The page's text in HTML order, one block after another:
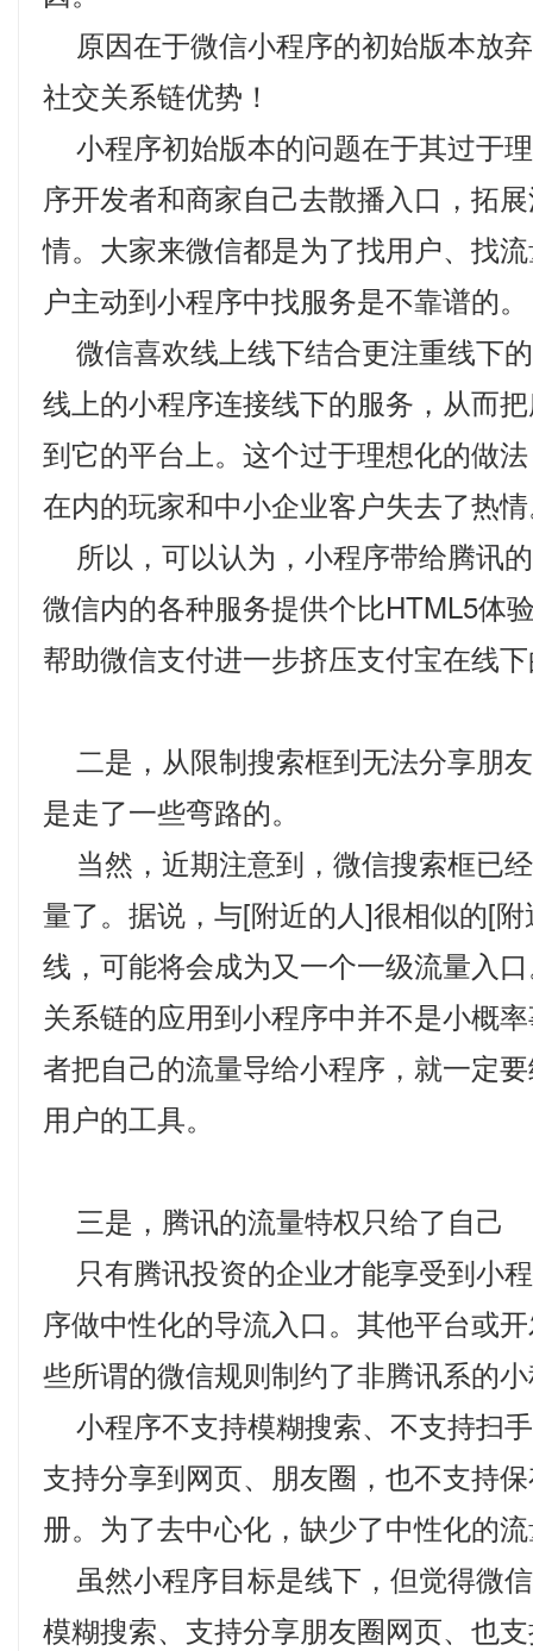
原因在于微信小程序的初始版本放
社交关系链优势！
小程序初始版本的问题在于其过于
序开发者和商家自己去散播入口，拓
情。大家来微信都是为了找用户、找
户主动到小程序中找服务是不靠谱的。
微信喜欢线上线下结合更注重线下
线上的小程序连接线下的服务，从而
到它的平台上。这个过于理想化的做
在内的玩家和中小企业客户失去了热
所以，可以认为，小程序带给腾讯
微信内的各种服务提供个比HTML5体
帮助微信支付进一步挤压支付宝在线
二是，从限制搜索框到无法分享朋
是走了一些弯路的。
当然，近期注意到，微信搜索框已
量了。据说，与[附近的人]很相似的[
线，可能将会成为又一个一级流量入
关系链的应用到小程序中并不是小概
者把自己的流量导给小程序，就一定
用户的工具。
三是，腾讯的流量特权只给了自己
只有腾讯投资的企业才能享受到小
序做中性化的导流入口。其他平台或
些所谓的微信规则制约了非腾讯系的
小程序不支持模糊搜索、不支持扫
支持分享到网页、朋友圈，也不支持
册。为了去中心化，缺少了中性化的
虽然小程序目标是线下，但觉得微
模糊搜索、支持分享朋友圈网页、也